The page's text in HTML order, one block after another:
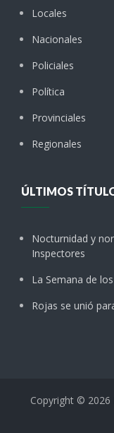
Locales
Nacionales
Policiales
Política
Provinciales
Regionales
ÚLTIMOS
Nocturnidad y
Inspectores
La Semana de
Rojas se unió
Copyright © 2026